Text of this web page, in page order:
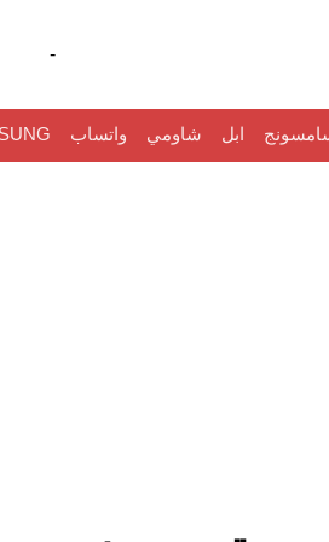
-
ابل شاومي واتساب